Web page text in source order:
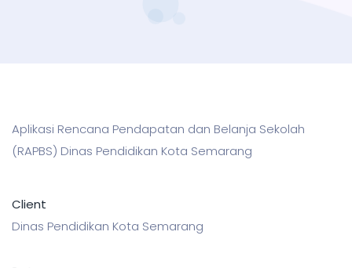
Aplikasi Rencana Pendapatan dan Belanja Sekolah
(RAPBS) Dinas Pendidikan Kota Semarang
Client
Dinas Pendidikan Kota Semarang